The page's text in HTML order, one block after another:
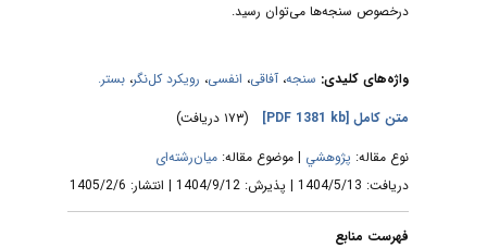
درخصوص سنجه‌ها می‌توان رسید.
واژه‌های کلیدی:سنجه،آفاقی،انفسی،رویکرد کل‌نگر،بستر.
متن کامل[PDF 1381 kb]
نوع مقاله:پژوهشي| موضوع مقاله:میان‌رشته‌ای
دریافت: 1404/5/13 | پذیرش: 1404/9/12 | انتشار: 1405/2/6
فهرست منابع